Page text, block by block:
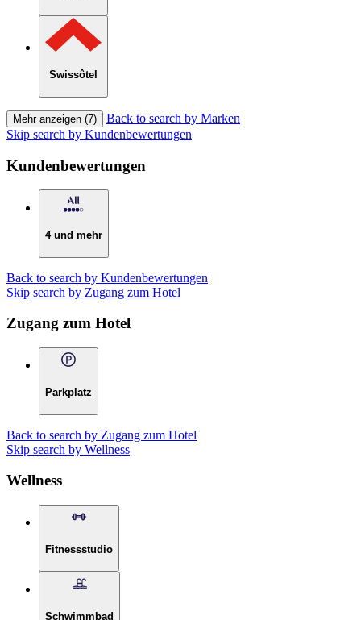
Swissôtel
Mehr anzeigen (7)
Back to search by Marken
Skip search by Kundenbewertungen
Kundenbewertungen
4 und mehr
Back to search by Kundenbewertungen
Skip search by Zugang zum Hotel
Zugang zum Hotel
Parkplatz
Back to search by Zugang zum Hotel
Skip search by Wellness
Wellness
Fitnessstudio
Schwimmbad